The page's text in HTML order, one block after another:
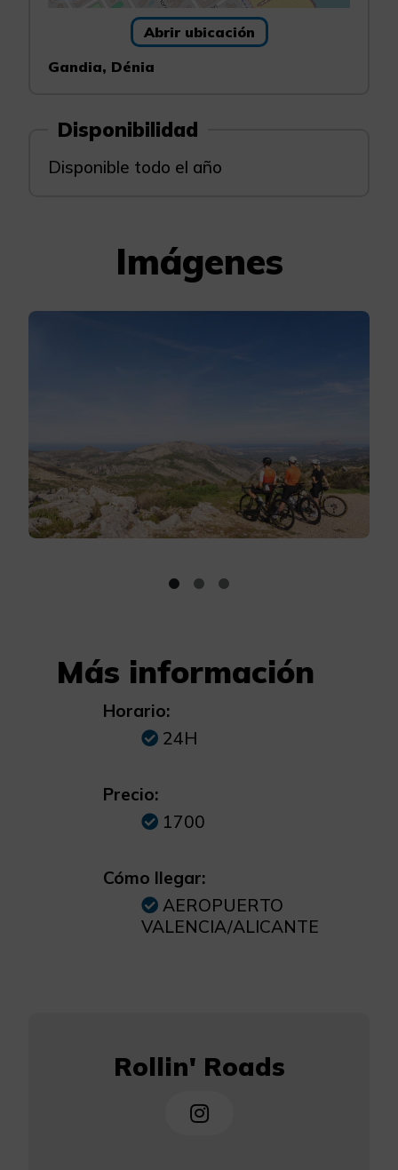
Abrir ubicación
Gandia, Dénia
Disponibilidad
Disponible todo el año
Imágenes
Más información
Horario:
24H
Precio:
1700
Cómo llegar:
AEROPUERTO
VALENCIA/ALICANTE
Rollin' Roads